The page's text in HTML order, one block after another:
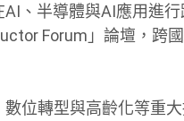
、半導體與AI應用進
Forum」論壇，跨
位轉型與高齡化等重